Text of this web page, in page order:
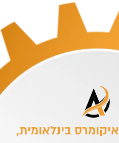
בינלאומית,